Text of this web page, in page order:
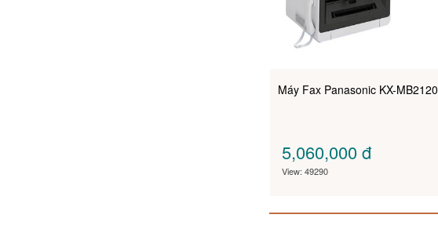
Máy Fax Panasonic KX-MB2120
5,060,000đ
View: 49290